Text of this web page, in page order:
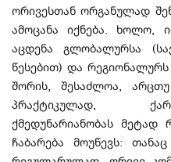
ორივესთან ორგანულად
ამოცანა იქნება. ხოლო,
აცდენა გლობალურსა
წესებით) და
შორის, შესაძლოა,
პრაქტიკულად,
ქმედუნარიანობას
ჩაბარება მოუწევს: